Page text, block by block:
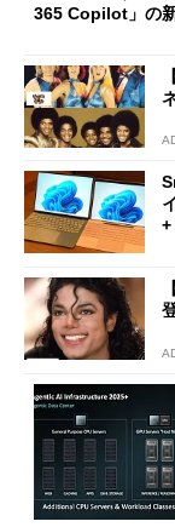
365 Copilot」の
+